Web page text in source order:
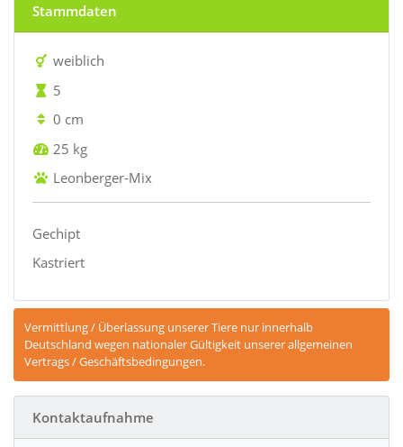
Stammdaten
weiblich
5
0 cm
25 kg
Leonberger-Mix
Gechipt
Kastriert
Vermittlung / Überlassung unserer Tiere nur innerhalb
Deutschland wegen nationaler Gültigkeit unserer allgemeinen
Vertrags / Geschäftsbedingungen.
Kontaktaufnahme